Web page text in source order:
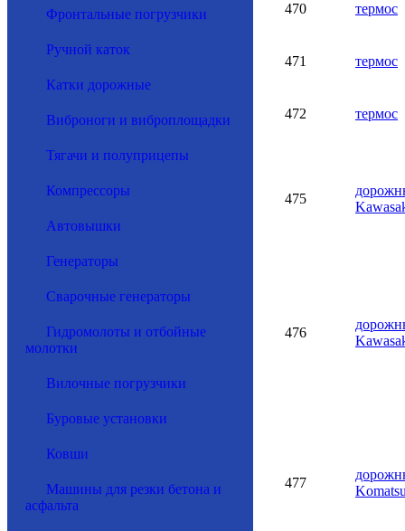
Фронтальные погрузчики
Ручной каток
Катки дорожные
Виброноги и виброплощадки
Тягачи и полуприцепы
Компрессоры
Автовышки
Генераторы
Сварочные генераторы
Гидромолоты и отбойные
молотки
Вилочные погрузчики
Буровые установки
Ковши
Машины для резки бетона и
асфальта
470 термос
471 термос
472 термос
475
476
477